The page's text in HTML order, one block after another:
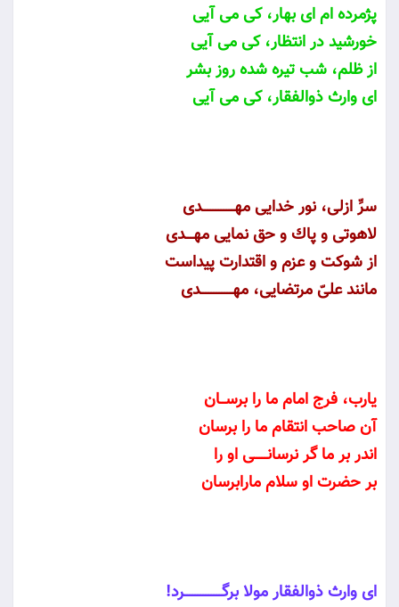
پژمرده‏ ام اى بهار، كى مى‏ آيى
خورشيد در انتظار، كى مى‏ آيى
از ظلم، شب تيره شده روز بشر
اى وارث ذوالفقار، كى مى‏ آيى
سرِّ ازلى، نور خدايى مهــــــــــــدى
لاهوتى و پاك و حق نمايى مهـــدى
از شوكت و عزم و اقتدارت پيداست
مانند علىّ مرتضايى، مهــــــــــــدى
يارب، فرج امام ما را برســان
آن صاحب انتقام ما را برسان
اندر بر ما گر نرسانـــــى او را
بر حضرت او سلام مارابرسان
اى وارث ذوالفقار مولا برگــــــــــــــرد!